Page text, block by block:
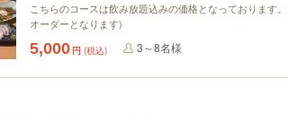
こちらのコースは飲み放題込みの価格となっております
オーダーとなります)
5,000 円 (税込) 3～8名様